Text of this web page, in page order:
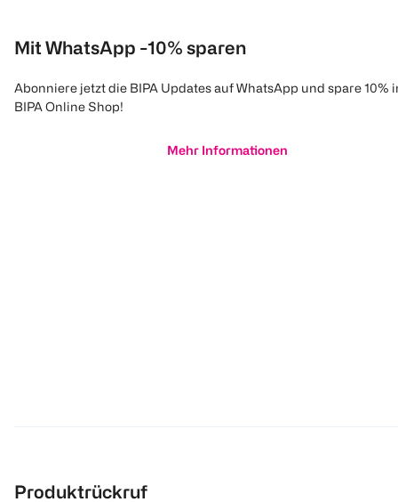
Mit WhatsApp -10% sparen
Abonniere jetzt die BIPA Updates auf WhatsApp und spare 10%
BIPA Online Shop!
Mehr Informationen
Produktrückruf